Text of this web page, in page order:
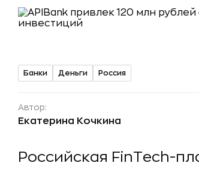
Банки Деньги Россия
Автор:
Екатерина Кочкина
Российская FinTech-